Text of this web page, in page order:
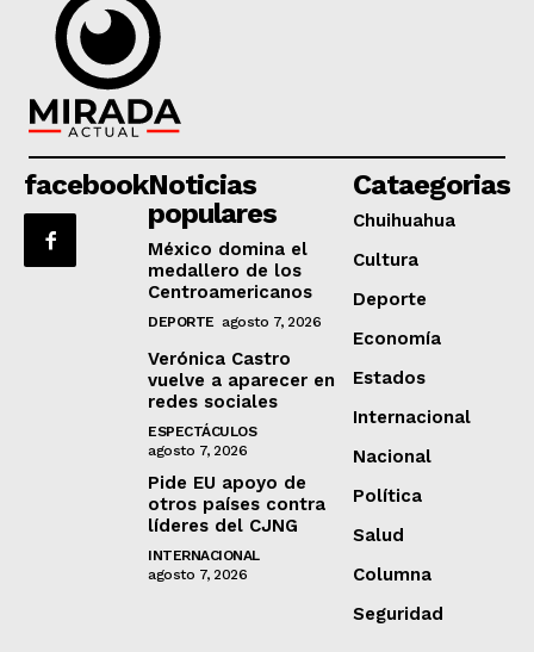
facebookNoticias
populares
México domina el
medallero de los
Centroamericanos
DEPORTE agosto 7, 2026
Verónica Castro
vuelve a aparecer en
redes sociales
ESPECTÁCULOS
agosto 7, 2026
Pide EU apoyo de
otros países contra
líderes del CJNG
INTERNACIONAL
agosto 7, 2026
Cataegorias
Chuihuahua
Cultura
Deporte
Economía
Estados
Internacional
Nacional
Política
Salud
Columna
Seguridad